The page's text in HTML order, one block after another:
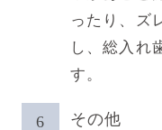
ったり、ズ
し、総入れ
す。
その他